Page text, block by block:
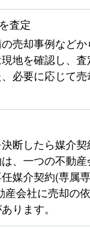
査定
売却事例など
地を確認し、
必要に応じて
断したら媒介契
、一つの不動
媒介契約(専属
産会社に売却の
ります。